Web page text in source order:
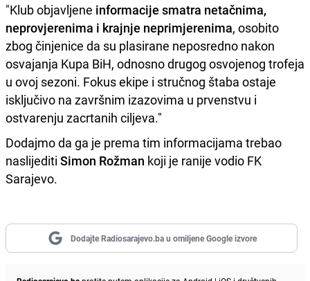
"Klub objavljene informacije smatra netačnima,
neprovjerenima i krajnje neprimjerenima, osobito
zbog činjenice da su plasirane neposredno nakon
osvajanja Kupa BiH, odnosno drugog osvojenog trofeja
u ovoj sezoni. Fokus ekipe i stručnog štaba ostaje
isključivo na završnim izazovima u prvenstvu i
ostvarenju zacrtanih ciljeva."
Dodajmo da ga je prema tim informacijama trebao
naslijediti Simon Rožman koji je ranije vodio FK
Sarajevo.
Dodajte Radiosarajevo.ba u omiljene Google izvore